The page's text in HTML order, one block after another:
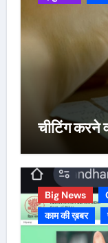
चीटिंग करने
Big News
काम की ख़बर